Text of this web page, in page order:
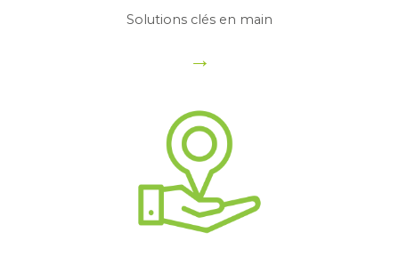
Solutions clés en main
→